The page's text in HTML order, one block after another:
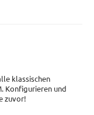
klassischen
Konfigurieren und
zuvor!